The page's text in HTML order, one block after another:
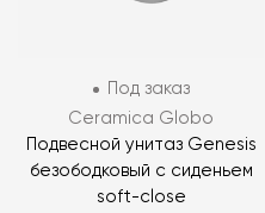
Под заказ
Ceramica Globo
Подвесной унитаз Genesis
безободковый с сиденьем
soft-close